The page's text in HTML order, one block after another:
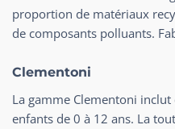
proportion de matériaux
de composants polluants.
Clementoni
La gamme Clementoni
enfants de 0 à 12 ans. La